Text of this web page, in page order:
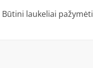
Būtini laukeliai pažymėti